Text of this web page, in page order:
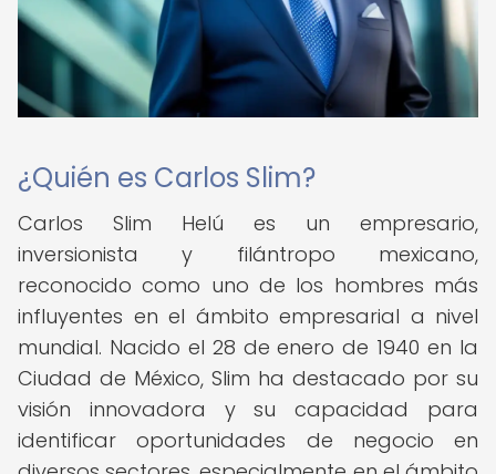
¿Quién es Carlos Slim?
Carlos Slim Helú es un empresario,
inversionista y filántropo mexicano,
reconocido como uno de los hombres más
influyentes en el ámbito empresarial a nivel
mundial. Nacido el 28 de enero de 1940 en la
Ciudad de México, Slim ha destacado por su
visión innovadora y su capacidad para
identificar oportunidades de negocio en